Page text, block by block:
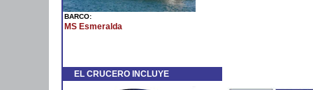
BARCO:
MS Esmeralda
EL CRUCERO INCLUYE